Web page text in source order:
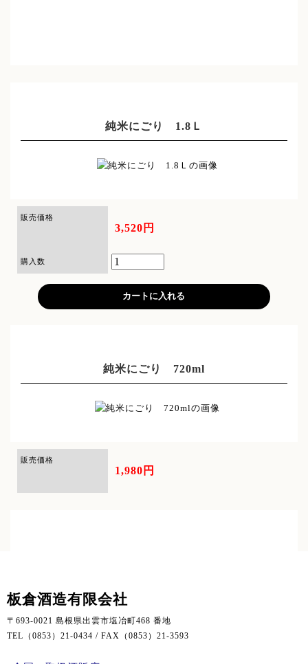
純米にごり 1.8Ｌ
販売価格
3,520円
購入数
純米にごり 720ml
販売価格
1,980円
板倉酒造有限会社
〒693-0021 島根県出雲市塩冶町468 番地
TEL（0853）21-0434 / FAX（0853）21-3593